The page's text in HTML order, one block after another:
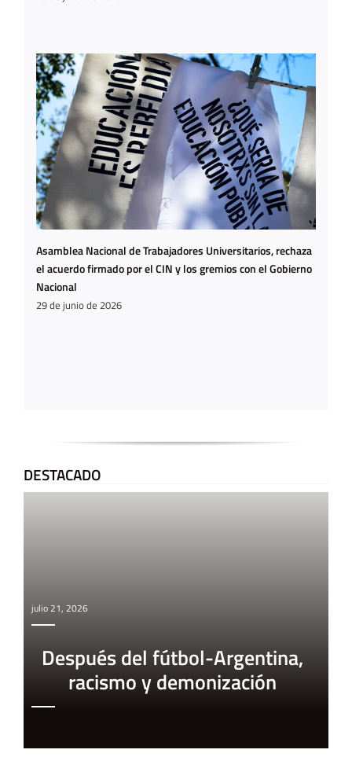
Asamblea Nacional de Trabajadores Universitarios, rechaza
el acuerdo firmado por el CIN y los gremios con el Gobierno
Nacional
29 de junio de 2026
DESTACADO
julio 21, 2026
Después del fútbol-Argentina,
racismo y demonización